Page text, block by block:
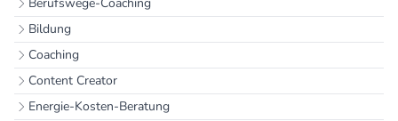
Bildung
Coaching
Content Creator
Energie-Kosten-Beratung